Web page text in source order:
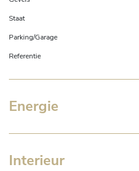
Staat
Parking/Garage
Referentie
Energie
Interieur